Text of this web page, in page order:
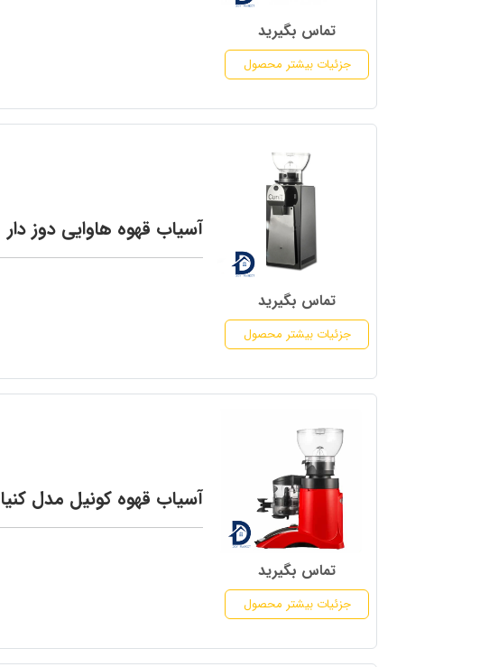
تماس بگیرید
جزئیات بیشتر محصول
تماس بگیرید
جزئیات بیشتر محصول
آسیاب قهوه هاوایی دوز دار
تماس بگیرید
جزئیات بیشتر محصول
آسیاب قهوه کونیل مدل کنیا